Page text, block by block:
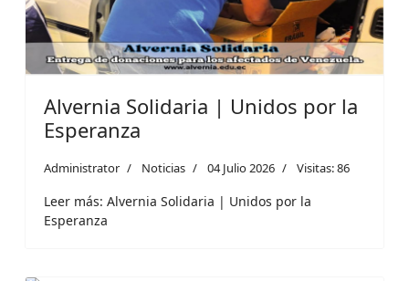
Alvernia Solidaria | Unidos por la
Esperanza
Administrator Noticias 04 Julio 2026 Visitas: 86
Leer más: Alvernia Solidaria | Unidos por la
Esperanza